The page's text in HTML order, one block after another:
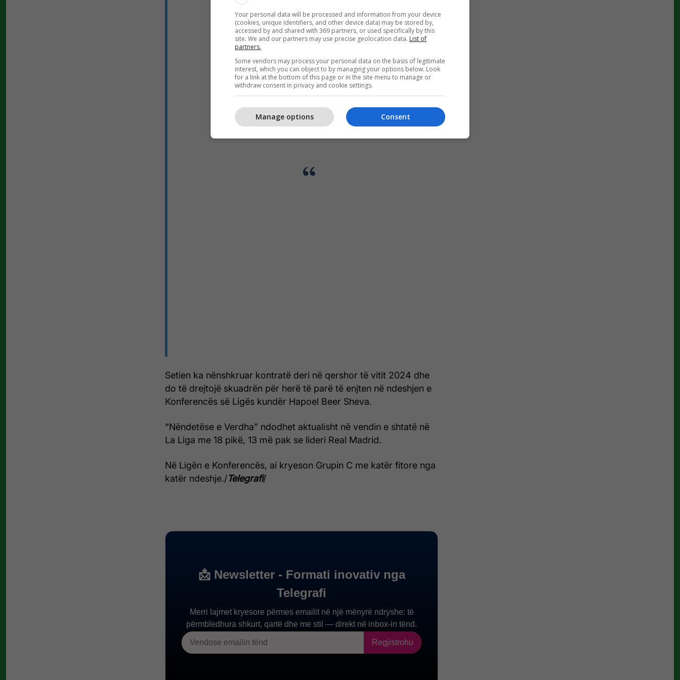
Setien ka nënshkruar kontratë deri në qershor të vitit 2024 dhe
do të drejtojë skuadrën për herë të parë të enjten në ndeshjen e
Konferencës së Ligës kundër Hapoel Beer Sheva.
“Nëndetëse e Verdha” ndodhet aktualisht në vendin e shtatë në
La Liga me 18 pikë, 13 më pak se lideri Real Madrid.
Në Ligën e Konferencës, ai kryeson Grupin C me katër fitore nga
katër ndeshje./Telegrafi/
Your personal data will be processed and information from your device
(cookies, unique identifiers, and other device data) may be stored by,
accessed by and shared with 369 partners, or used specifically by this
site. We and our partners may use precise geolocation data. List of
partners.
Some vendors may process your personal data on the basis of legitimate
interest, which you can object to by managing your options below. Look
for a link at the bottom of this page or in the site menu to manage or
withdraw consent in privacy and cookie settings.
Consent
Manage options